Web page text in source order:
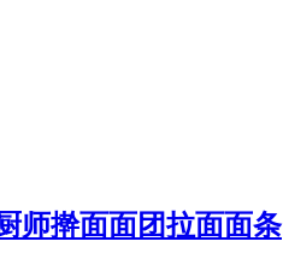
师擀面面团拉面面条